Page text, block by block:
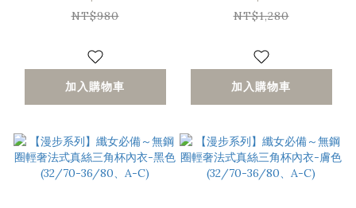
A-D)
NT$980
加入購物車
(32/70-36/80、A-
NT$1,280
加入購物車